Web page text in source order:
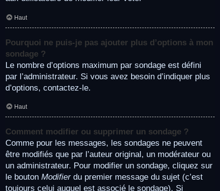
Haut
Pourquoi ne puis-je pas ajouter plus d’options à mon
sondage ?
Le nombre d’options maximum par sondage est défini
par l’administrateur. Si vous avez besoin d’indiquer plus
d’options, contactez-le.
Haut
Comment modifier ou supprimer un sondage ?
Comme pour les messages, les sondages ne peuvent
être modifiés que par l’auteur original, un modérateur ou
un administrateur. Pour modifier un sondage, cliquez sur
le bouton Modifierdu premier message du sujet (c’est
toujours celui auquel est associé le sondage). Si